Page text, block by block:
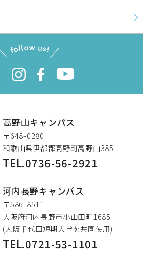
高野山キャンパス
〒648-0280
和歌山県伊都郡高野町高野山385
TEL.0736-56-2921
河内長野キャンパス
〒586-8511
大阪府河内長野市小山田町1685
(大阪千代田短期大学を共同使用)
TEL.0721-53-1101